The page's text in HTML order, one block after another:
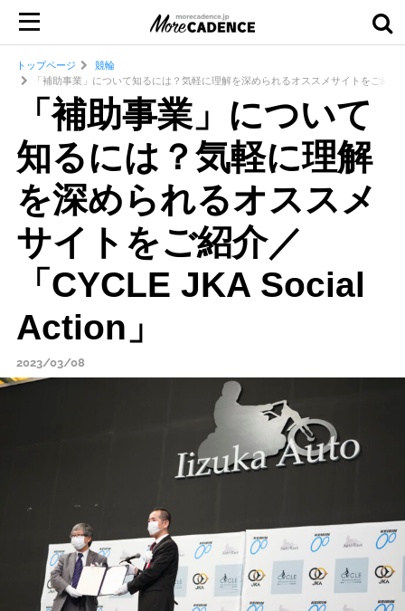
トップページ
競輪
「補助事業」について知るには？気軽に理解を深められるオススメサイトをご紹介
「補助事業」について
知るには？気軽に理解
を深められるオススメ
サイトをご紹介／
「CYCLE JKA Social
Action」
2023/03/08